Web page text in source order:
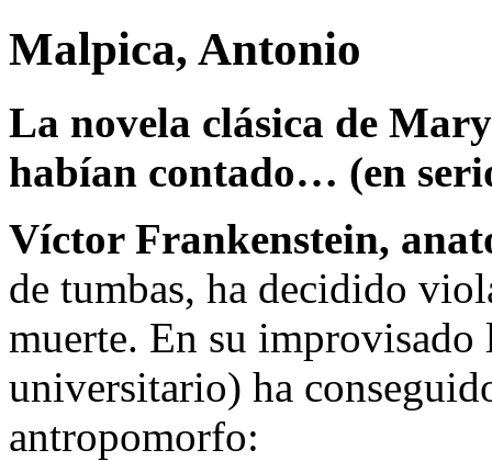
Malpica, Antonio
La novela clásica de
habían contado… (en
Víctor Frankenstein,
de tumbas, ha decidido
muerte. En su
universitario) ha
antropomorfo: